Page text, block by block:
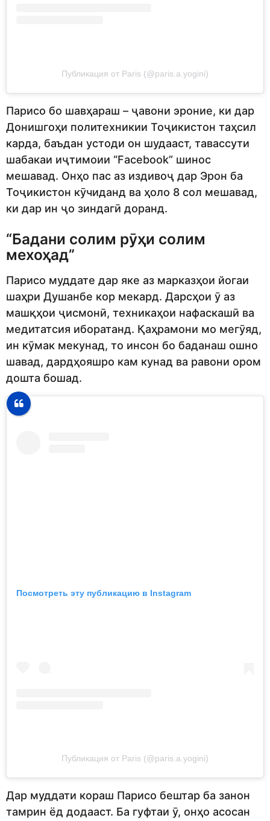
Публикация от Paris (@paris.a.yogini)
Парисо бо шавҳараш – ҷавони эроние, ки дар
Донишгоҳи политехникии Тоҷикистон таҳсил
карда, баъдан устоди он шудааст, тавассути
шабакаи иҷтимоии “Facebook” шинос
мешавад. Онҳо пас аз издивоҷ дар Эрон ба
Тоҷикистон кӯчиданд ва ҳоло 8 сол мешавад,
ки дар ин ҷо зиндагӣ доранд.
“Бадани солим рӯҳи солим
мехоҳад”
Парисо муддате дар яке аз марказҳои йогаи
шаҳри Душанбе кор мекард. Дарсҳои ӯ аз
машқҳои ҷисмонӣ, техникаҳои нафаскашӣ ва
медитатсия иборатанд. Қаҳрамони мо мегӯяд,
ин кӯмак мекунад, то инсон бо баданаш ошно
шавад, дардҳояшро кам кунад ва равони ором
дошта бошад.
Посмотреть эту публикацию в Instagram
Публикация от Paris (@paris.a.yogini)
Дар муддати кораш Парисо бештар ба занон
тамрин ёд додааст. Ба гуфтаи ӯ, онҳо асосан